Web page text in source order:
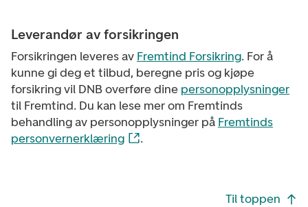
Leverandør av forsikringen
Forsikringen leveres av Fremtind Forsikring. For å
kunne gi deg et tilbud, beregne pris og kjøpe
forsikring vil DNB overføre dine personopplysninger
til Fremtind. Du kan lese mer om Fremtinds
behandling av personopplysninger på Fremtinds
personvernerklæring
.
Til toppen